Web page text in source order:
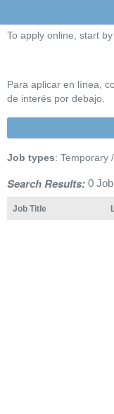
To apply online, start
Para aplicar en línea,
de interés por debajo.
Job types: Temporary
Search Results: 0
Job Title